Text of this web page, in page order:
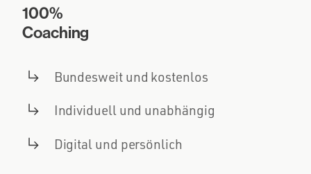
100%
Coaching
Bundesweit und kostenlos
Individuell und unabhängig
Digital und persönlich